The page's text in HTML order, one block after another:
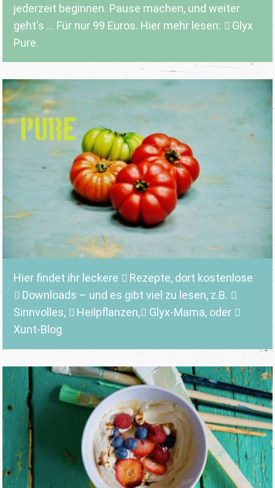
jederzeit beginnen. Pause machen, und weiter
geht's ... Für nur 99 Euros. Hier mehr lesen:
Glyx
Pure.
Hier findet ihr leckere Rezepte, dort kostenlose
Downloads – und es gibt viel zu lesen, z.B.
Sinnvolles, Heilpflanzen, Glyx-Mama,oder
Xunt-Blog